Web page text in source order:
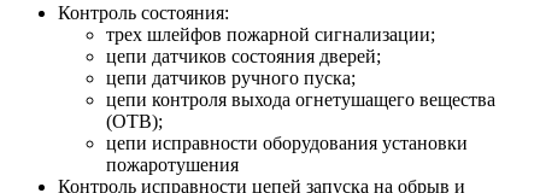
Контроль состояния:
трех шлейфов пожарной сигнализации;
цепи датчиков состояния дверей;
цепи датчиков ручного пуска;
цепи контроля выхода огнетушащего вещества
(ОТВ);
цепи исправности оборудования установки
пожаротушения
Контроль исправности цепей запуска на обрыв и